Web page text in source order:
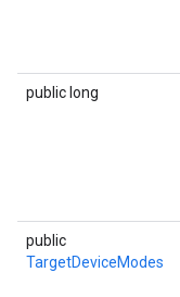
public long
public
TargetDeviceModes